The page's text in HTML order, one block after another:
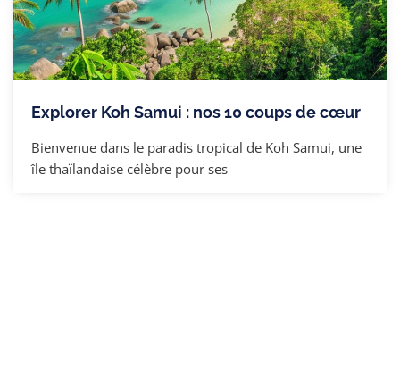
Explorer Koh Samui : nos 10 coups de cœur
Bienvenue dans le paradis tropical de Koh Samui, une
île thaïlandaise célèbre pour ses